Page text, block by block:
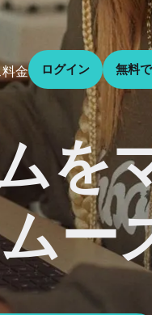
料金 ログイン 無料
を
ー